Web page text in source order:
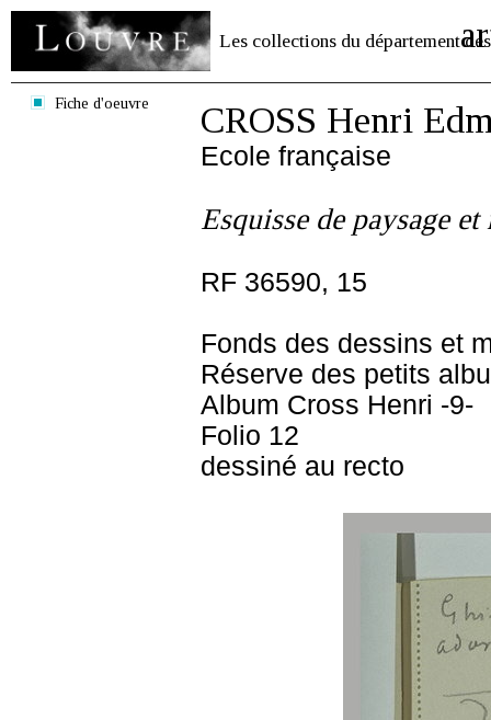
Les collections du département des
Fiche d'oeuvre CROSS Henri
Ecole française
Esquisse de paysage
RF 36590, 15
Fonds des dessins et
Réserve des petits
Album Cross Henri -9-
Folio 12
dessiné au recto